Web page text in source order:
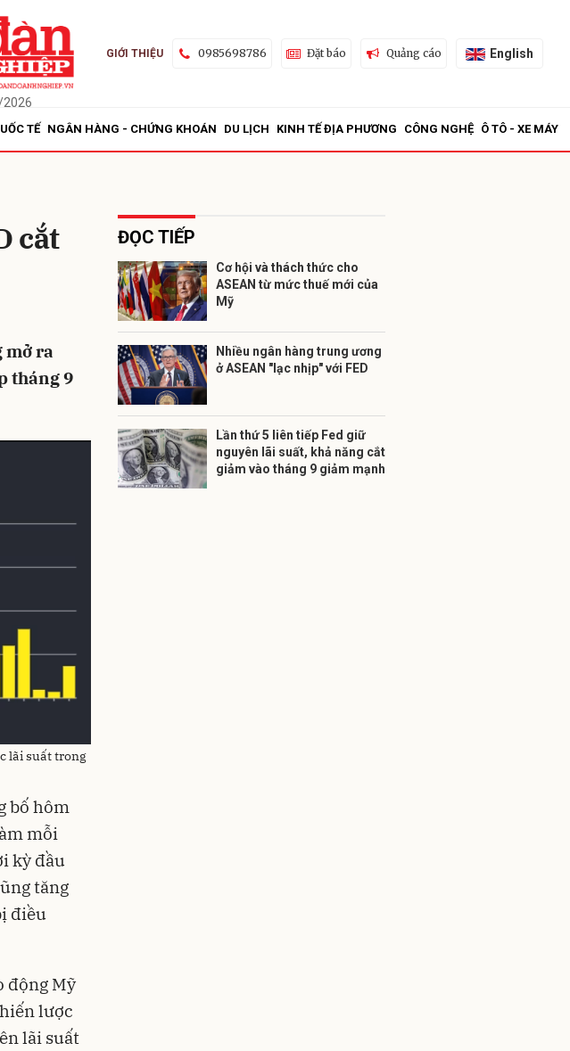
GIỚI THIỆU 0985698786 Đặt báo Quảng cáo English
TẾ NGÂN HÀNG - CHỨNG KHOÁN DU LỊCH KINH TẾ ĐỊA PHƯƠNG CÔNG NGHỆ Ô TÔ - XE MÁY
cắt
mở ra
tháng 9
lãi suất trong
bố hôm
mỗi
kỳ đầu
tăng
điều
động Mỹ
lược
lãi suất
ĐỌC TIẾP
Cơ hội và thách thức cho
ASEAN từ mức thuế mới của
Mỹ
Nhiều ngân hàng trung ương
ở ASEAN "lạc nhịp" với FED
Lần thứ 5 liên tiếp Fed giữ
nguyên lãi suất, khả năng cắt
giảm vào tháng 9 giảm mạnh
Gửi